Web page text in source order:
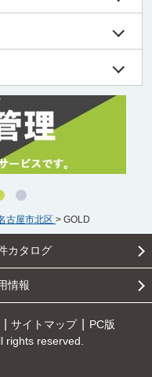
古屋市北区 > GOLD
カタログ
情報
サイトマップ
PC版
rights reserved.